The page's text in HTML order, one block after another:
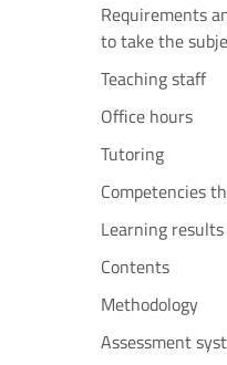
Requirements
to take the
Teaching staff
Office hours
Tutoring
Competencies
Learning results
Contents
Methodology
Assessment